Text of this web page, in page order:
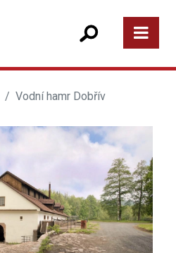
Vodní hamr Dobřív